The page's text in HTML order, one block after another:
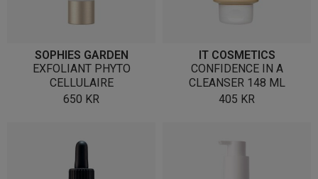
SOPHIES GARDEN
EXFOLIANT PHYTO
CELLULAIRE
650 KR
IT COSMETICS
CONFIDENCE IN A
CLEANSER 148 ML
405 KR